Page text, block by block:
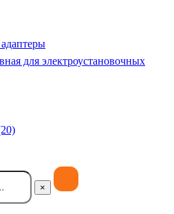
для электроустановочных
×